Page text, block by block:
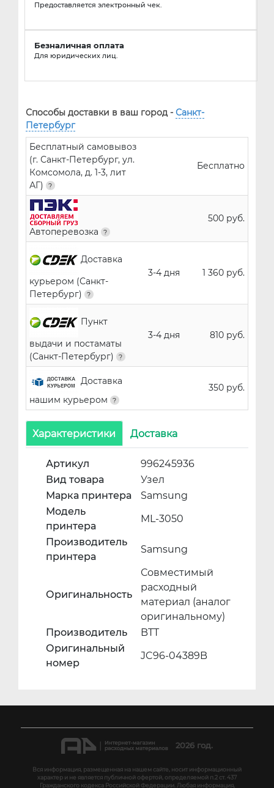
Предоставляется электронный чек.
Безналичная оплата
Для юридических лиц.
Способы доставки в ваш город - Санкт-
Петербург
Бесплатный самовывоз
(г. Санкт-Петербург, ул.
Комсомола, д. 1-3, лит
АГ)
Бесплатно
Автоперевозка
500 руб.
Доставка
курьером (Санкт-
Петербург)
3-4 дня 1 360 руб.
Пункт
выдачи и постаматы
(Санкт-Петербург)
3-4 дня 810 руб.
Доставка
нашим курьером
350 руб.
Характеристики Доставка
Артикул
996245936
Вид товара
Узел
Марка принтера
Samsung
Модель
принтера
ML-3050
Производитель
принтера
Samsung
Оригинальность
Совместимый
расходный
материал (аналог
оригинальному)
Производитель
BTT
Оригинальный
номер
JC96-04389B
2026 год.
Вся информация, размещенная на нашем сайте, носит информационный
характер и не является публичной офертой, определяемой п.2 ст. 437
Гражданского кодекса Российской Федерации. Любая информация,